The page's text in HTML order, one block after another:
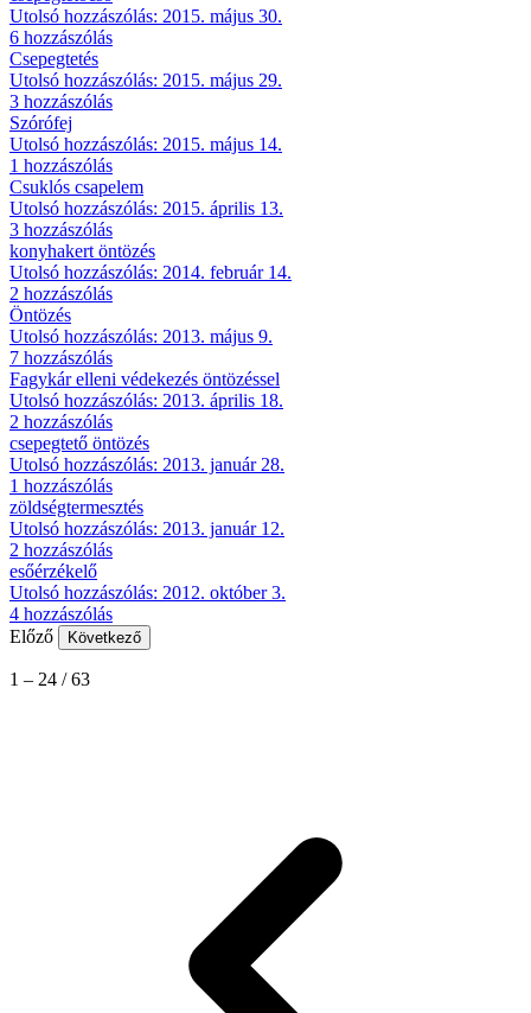
Utolsó hozzászólás: 2015. május 30.
6 hozzászólás
Csepegtetés
Utolsó hozzászólás: 2015. május 29.
3 hozzászólás
Szórófej
Utolsó hozzászólás: 2015. május 14.
1 hozzászólás
Csuklós csapelem
Utolsó hozzászólás: 2015. április 13.
3 hozzászólás
konyhakert öntözés
Utolsó hozzászólás: 2014. február 14.
2 hozzászólás
Öntözés
Utolsó hozzászólás: 2013. május 9.
7 hozzászólás
Fagykár elleni védekezés öntözéssel
Utolsó hozzászólás: 2013. április 18.
2 hozzászólás
csepegtető öntözés
Utolsó hozzászólás: 2013. január 28.
1 hozzászólás
zöldségtermesztés
Utolsó hozzászólás: 2013. január 12.
2 hozzászólás
esőérzékelő
Utolsó hozzászólás: 2012. október 3.
4 hozzászólás
Előző
Következő
1 – 24 / 63